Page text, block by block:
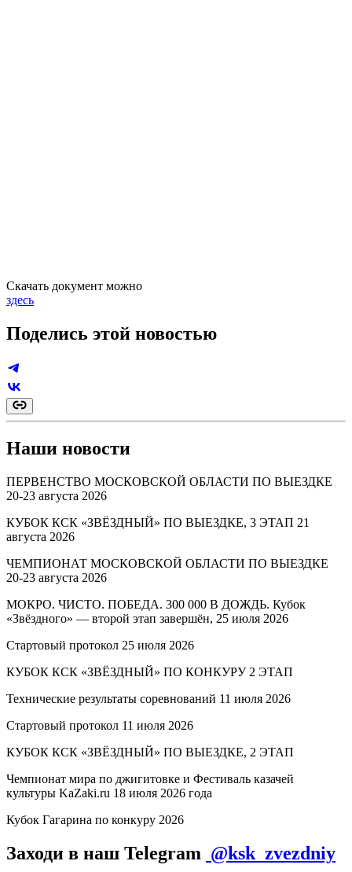
Скачать документ можно
здесь
Поделись этой новостью
Наши новости
ПЕРВЕНСТВО МОСКОВСКОЙ ОБЛАСТИ ПО ВЫЕЗДКЕ
20-23 августа 2026
КУБОК КСК «ЗВЁЗДНЫЙ» ПО ВЫЕЗДКЕ, 3 ЭТАП 21
августа 2026
ЧЕМПИОНАТ МОСКОВСКОЙ ОБЛАСТИ ПО ВЫЕЗДКЕ
20-23 августа 2026
МОКРО. ЧИСТО. ПОБЕДА. 300 000 В ДОЖДЬ. Кубок
«Звёздного» — второй этап завершён, 25 июля 2026
Стартовый протокол 25 июля 2026
КУБОК КСК «ЗВЁЗДНЫЙ» ПО КОНКУРУ 2 ЭТАП
Технические результаты соревнований 11 июля 2026
Стартовый протокол 11 июля 2026
КУБОК КСК «ЗВЁЗДНЫЙ» ПО ВЫЕЗДКЕ, 2 ЭТАП
Чемпионат мира по джигитовке и Фестиваль казачей
культуры KaZaki.ru 18 июля 2026 года
Кубок Гагарина по конкуру 2026
Заходи в наш Telegram @ksk_zvezdniy